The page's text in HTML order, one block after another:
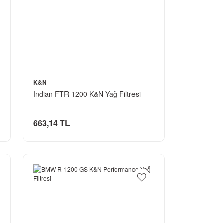
K&N
Indian FTR 1200 K&N Yağ Filtresi
663,14 TL